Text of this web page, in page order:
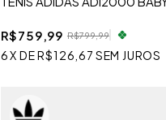
R$759,99 R$799,99
6X DER$126,67 SEM JUROS